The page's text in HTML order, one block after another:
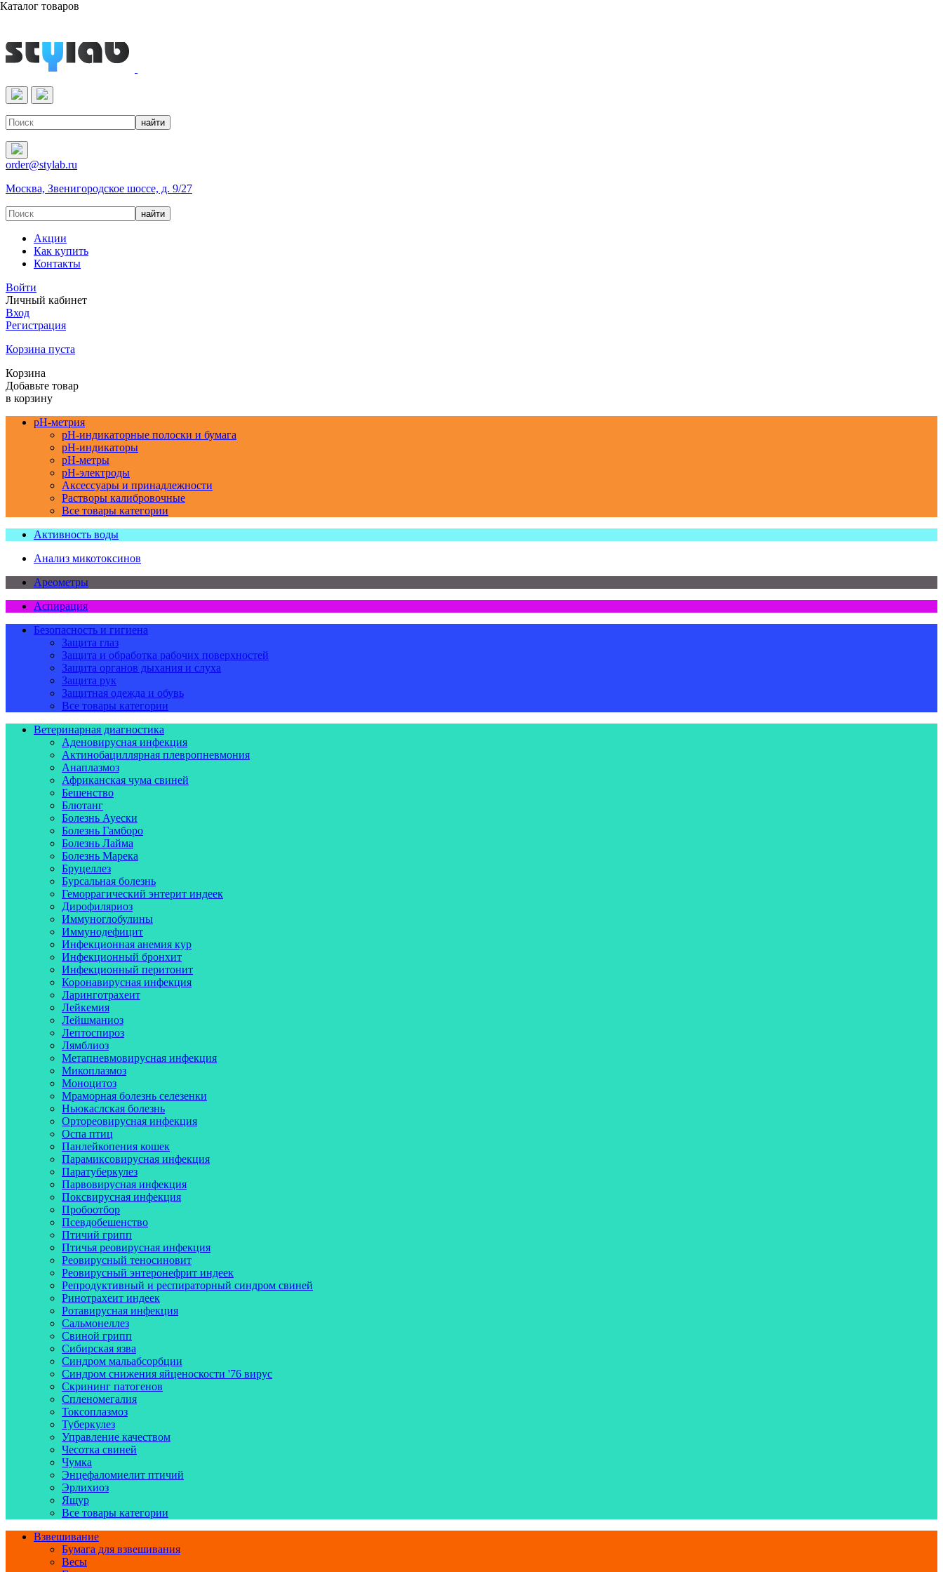
Реактивы & Оборудование
order@stylab.ru
Москва, Звенигородское шоссе, д. 9/27
Акции
Как купить
Контакты
Войти
Личный кабинет
Вход
Регистрация
Корзина пуста
Корзина
Добавьте товар
в корзину
pH-метрия
pH-индикаторные полоски и бумага
pH-индикаторы
pH-метры
pH-электроды
Аксессуары и принадлежности
Растворы калибровочные
Все товары категории
Активность воды
Анализ микотоксинов
Ареометры
Аспирация
Безопасность и гигиена
Защита глаз
Защита и обработка рабочих поверхностей
Защита органов дыхания и слуха
Защита рук
Защитная одежда и обувь
Все товары категории
Ветеринарная диагностика
Аденовирусная инфекция
Актинобациллярная плевропневмония
Анаплазмоз
Африканская чума свиней
Бешенство
Блютанг
Болезнь Ауески
Болезнь Гамборо
Болезнь Лайма
Болезнь Марека
Бруцеллез
Бурсальная болезнь
Геморрагический энтерит индеек
Дирофиляриоз
Иммуноглобулины
Иммунодефицит
Инфекционная анемия кур
Инфекционный бронхит
Инфекционный перитонит
Коронавирусная инфекция
Ларинготрахеит
Лейкемия
Лейшманиоз
Лептоспироз
Лямблиоз
Метапневмовирусная инфекция
Микоплазмоз
Моноцитоз
Мраморная болезнь селезенки
Ньюкаслская болезнь
Ортореовирусная инфекция
Оспа птиц
Панлейкопения кошек
Парамиксовирусная инфекция
Паратуберкулез
Парвовирусная инфекция
Поксвирусная инфекция
Пробоотбор
Псевдобешенство
Птичий грипп
Птичья реовирусная инфекция
Реовирусный теносиновит
Реовирусный энтеронефрит индеек
Репродуктивный и респираторный синдром свиней
Ринотрахеит индеек
Ротавирусная инфекция
Сальмонеллез
Свиной грипп
Сибирская язва
Синдром мальабсорбции
Синдром снижения яйценоскости '76 вирус
Скрининг патогенов
Спленомегалия
Токсоплазмоз
Туберкулез
Управление качеством
Чесотка свиней
Чумка
Энцефаломиелит птичий
Эрлихиоз
Ящур
Все товары категории
Взвешивание
Бумага для взвешивания
Весы
Каталог товаров